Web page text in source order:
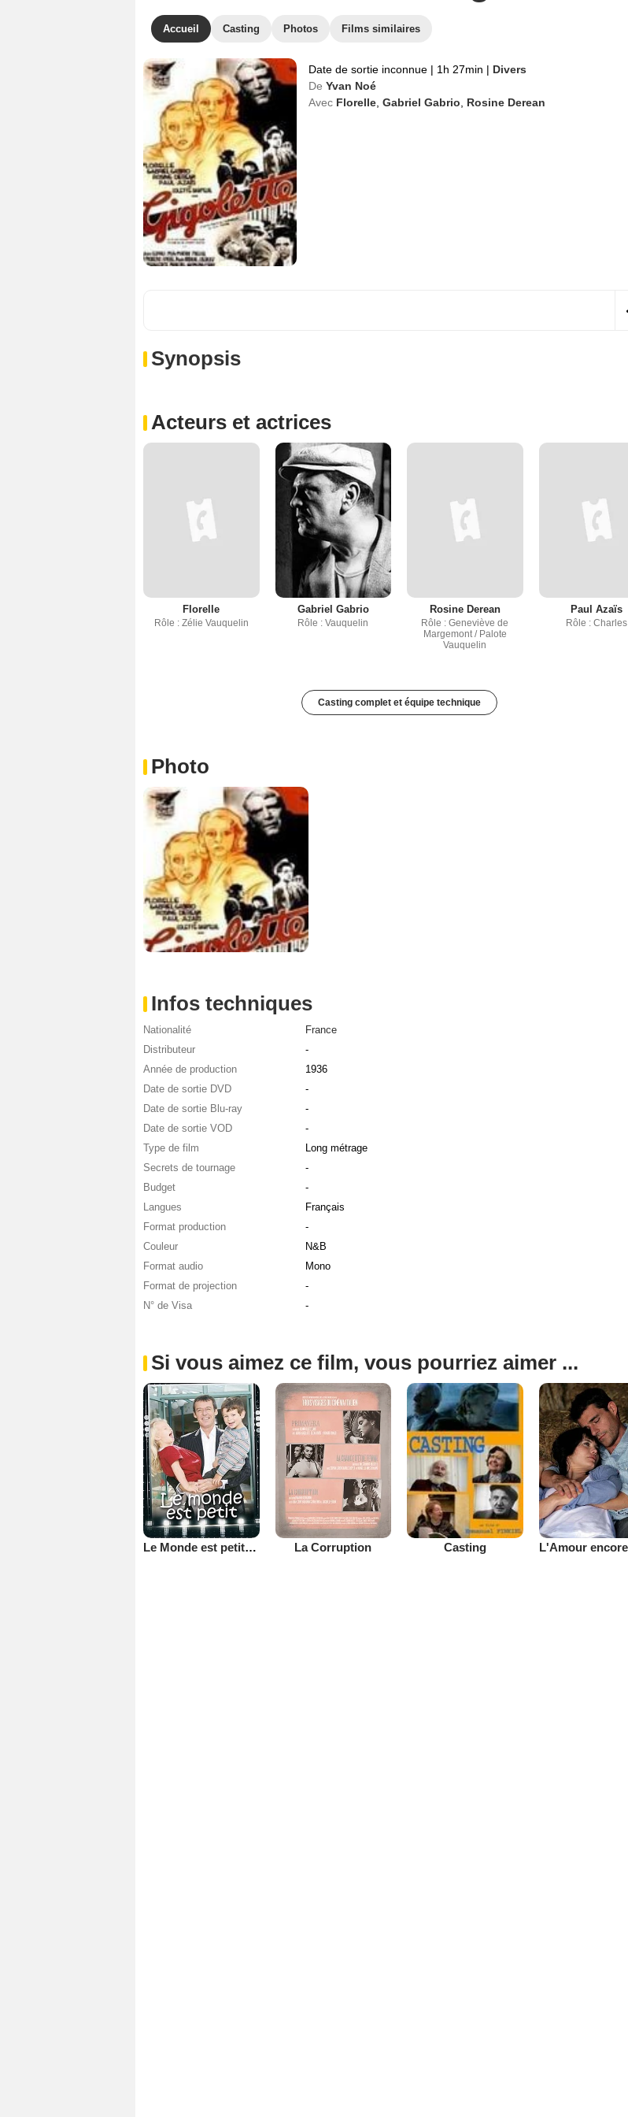
Accueil Casting Photos Films similaires
Date de sortie inconnue | 1h 27min | Divers
De Yvan Noé
Avec Florelle Gabriel Gabrio Rosine Derean
Synopsis
Acteurs et actrices
Florelle
Rôle : Zélie Vauquelin
Gabriel Gabrio
Rôle : Vauquelin
Rosine Derean
Rôle : Geneviève de
Margemont / Palote
Vauquelin
Paul Azaïs
Rôle : Charles
Casting complet et équipe technique
Photo
Infos techniques
Nationalité
France
Distributeur
-
Année de production
1936
Date de sortie DVD
-
Date de sortie Blu-ray
-
Date de sortie VOD
-
Type de film
Long métrage
Secrets de tournage
-
Budget
-
Langues
Français
Format production
-
Couleur
N&B
Format audio
Mono
Format de projection
-
N° de Visa
-
Si vous aimez ce film, vous pourriez aimer ...
Le Monde est petit (TV) La Corruption Casting